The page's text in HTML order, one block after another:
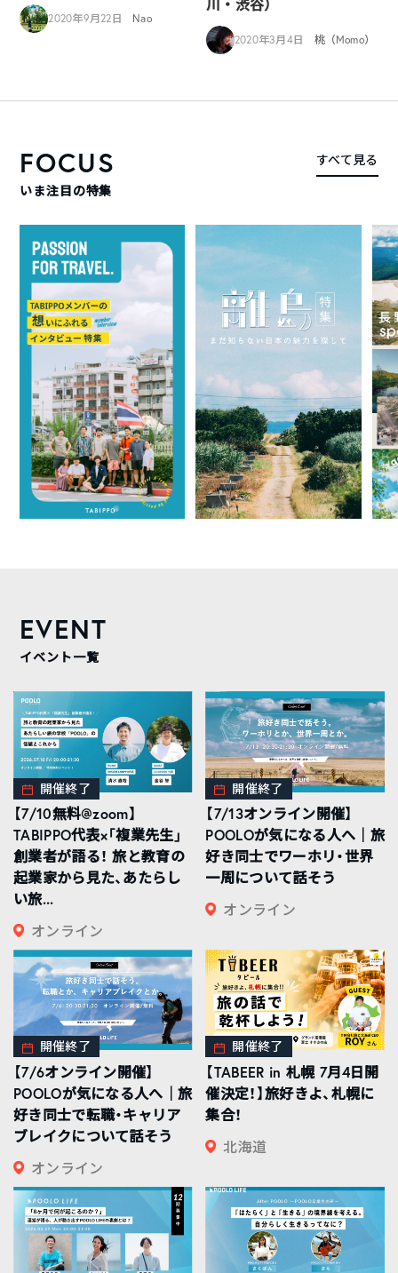
2020年9月22日 Nao
川・渋谷）
2020年3月4日 桃（Momo）
FOCUS
いま注目の特集
すべて見る
EVENT
イベント一覧
開催終了
【7/10無料@zoom】
TABIPPO代表×「複業先生」
創業者が語る！ 旅と教育の
起業家から見た、あたらし
い旅...
オンライン
開催終了
【7/13オンライン開催】
POOLOが気になる人へ｜旅
好き同士でワーホリ・世界
一周について話そう
オンライン
開催終了
【7/6オンライン開催】
POOLOが気になる人へ｜旅
好き同士で転職・キャリア
ブレイクについて話そう
オンライン
開催終了
【TABEER in 札幌 7月4日開
催決定！】旅好きよ、札幌に
集合！
北海道